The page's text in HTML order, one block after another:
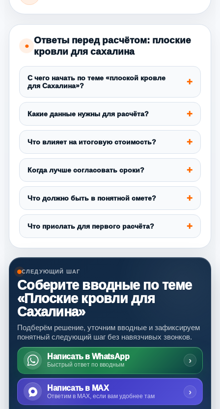
●
Ответы перед расчётом: плоские
кровли для сахалина
С чего начать по теме «плоской кровле
для Сахалина»?
Какие данные нужны для расчёта?
Что влияет на итоговую стоимость?
Когда лучше согласовать сроки?
Что должно быть в понятной смете?
Что прислать для первого расчёта?
СЛЕДУЮЩИЙ ШАГ
Соберите вводные по теме
«Плоские кровли для
Сахалина»
Подберём решение, уточним вводные и зафиксируем
понятный следующий шаг без навязчивых звонков.
Написать в WhatsApp
Быстрый ответ по вводным ›
Написать в MAX
Ответим в MAX, если вам удобнее там ›